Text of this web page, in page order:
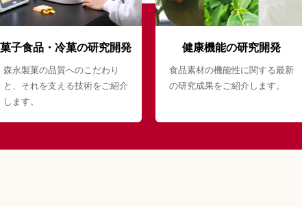
菓子食品・冷菓の研究開発
森永製菓の品質へのこだわり
と、それを支える技術をご紹介
します。
健康機能の研究開発
食品素材の機能性に関する最新
の研究成果をご紹介します。